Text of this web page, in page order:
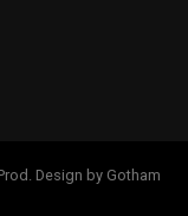
Design by Gotham